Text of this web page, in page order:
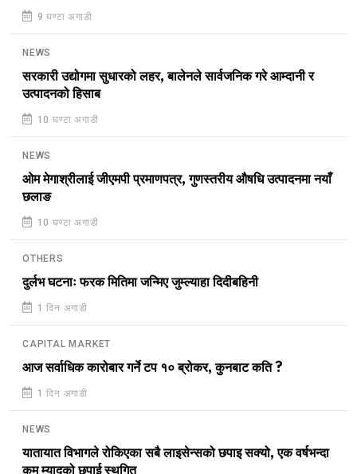
9 घण्टा अगाडी
NEWS
सरकारी उद्योगमा सुधारको लहर, बालेनले सार्वजनिक गरे आम्दानी र
उत्पादनको हिसाब
10 घण्टा अगाडी
NEWS
ओम मेगाश्रीलाई जीएमपी प्रमाणपत्र, गुणस्तरीय औषधि उत्पादनमा नयाँ
छलाङ
10 घण्टा अगाडी
OTHERS
दुर्लभ घटनाः फरक मितिमा जन्मिए जुम्ल्याहा दिदीबहिनी
1 दिन अगाडी
CAPITAL MARKET
आज सर्वाधिक कारोबार गर्ने टप १० ब्रोकर, कुनबाट कति ?
1 दिन अगाडी
NEWS
यातायात विभागले रोकिएका सबै लाइसेन्सको छपाइ सक्यो, एक वर्षभन्दा